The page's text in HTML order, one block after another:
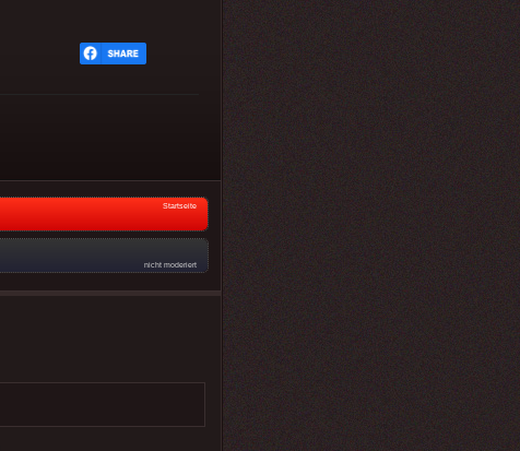
Startseite
nicht moderiert